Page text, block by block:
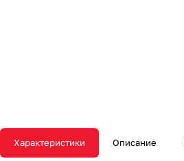
Характеристики Описание